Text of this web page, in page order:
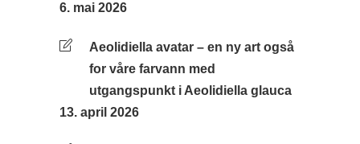
6. mai 2026
Aeolidiella avatar – en ny art også
for våre farvann med
utgangspunkt i Aeolidiella glauca
13. april 2026